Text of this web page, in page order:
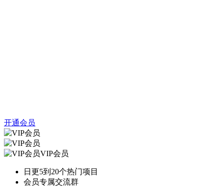
开通会员
VIP会员
日更5到20个热门项目
会员专属交流群